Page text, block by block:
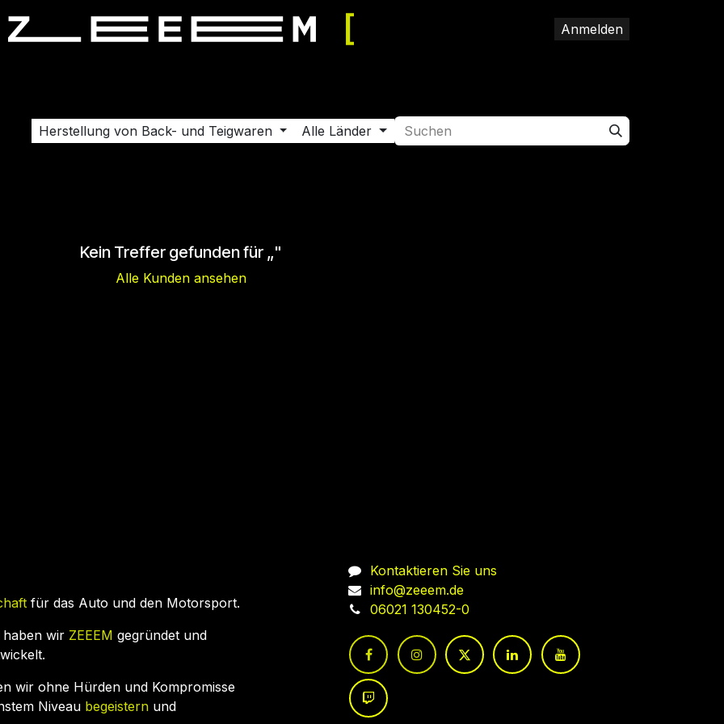
Anmelden
Herstellung von Back- und Teigwaren Alle Länder
Kein Treffer gefunden für „"
Alle Kunden ansehen
für das Auto und den Motorsport.
haben wir ZEEEM gegründet und
wir ohne Hürden und Kompromisse
Niveau begeistern und
Kontaktieren Sie uns
info@zeeem.de
06021 130452-0